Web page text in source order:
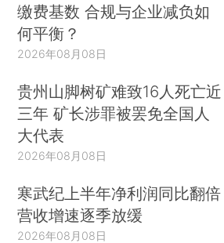
缴费基数 合规与企业减负如
何平衡？
2026年08月08日
贵州山脚树矿难致16人死亡近
三年 矿长涉罪被罢免全国人
大代表
2026年08月08日
寒武纪上半年净利润同比翻倍
营收增速逐季放缓
2026年08月08日